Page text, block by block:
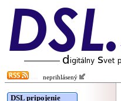
neprihlásený
DSL pripojenie